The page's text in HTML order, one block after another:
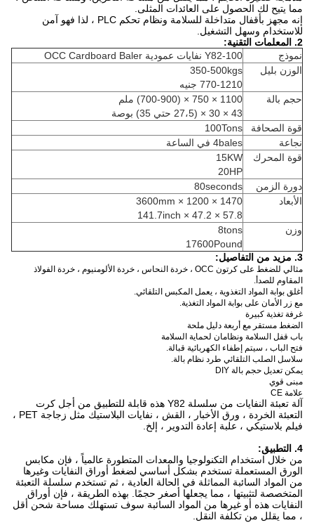
مما يتيح لك الحصول على العائدات المثلى.
إنه مجهز بأقفال متداخلة للسلامة ونظام تحكم PLC ، لذا فهو آمن
للاستخدام وسهل التشغيل.
2. المعلمات التقنية:
نموذج
Y82-100 نفايات عمودية OCC Cardboard Baler
الوزن بليل
350-500kgs
770-1210 جنيه
حجم بالة
1100 × 750 × (700-900) ملم
43 × 30 × (27،5 حتي 35) بوصة
قوة الصحافة
100Tons
نجاعة
4bales في الساعة
قوة المحرك
15KW
20HP
دورة الزمن
80seconds
الأبعاد
1470 × 1200 × 3600mm
57.8 × 47.2 × 141.7inch
وزن
8tons
17600Pound
3. مزيد من التفاصيل:
مثالي للضغط على كرتون OCC ، خردة النحاس ، خردة الألومنيوم ، خردة الفولاذ
المقاوم للصدأ.
أغلق بوابة المواد التغذوية ، يعمل المكبس التلقائي.
مع زر الأمان على بوابة المواد التغذية.
غرفة تغذية كبيرة
الضغط مستقر مع أربعة دليل ملحة
باب قفل السلامة ونظامان لحماية السلامة
فتح الباب ، سيتم إطفاء الكهربائية قبالة.
سلاسل الصلب التلقائي طرد نظام بالة.
يمكن تعديل حجم بالة DIY
مبنى قوي
علامة CE
آلة تعبئة النفايات من سلسلة Y82 هذه قابلة للتطبيق من أجل كرت
التعبئة الخردة ، ورق الأخبار ، القش ، نفايات البلاستيك مثل زجاجة PET ،
فيلم بلاستيكي ، علبة إعادة التدوير ، إلخ.
4. التطبيق:
من خلال استخدام التكنولوجيا والمعدات المتطورة عالمياً ، فإن مكابس
الورق المستعملة تستخدم بشكل أساسي لضغط أوراق النفايات وغيرها
من المواد السائبة المماثلة في الحالة العادية ، ثم تستخدم سلسلة التعبئة
المتخصصة لتثبيتها ، مما يجعلها أصغر حجمًا.
بهذه الطريقة ، فإن أوراق
النفايات هذه أو غيرها من المواد السائبة سوف تستهلك مساحة شحن أقل
، مما يقلل من تكلفة النقل.